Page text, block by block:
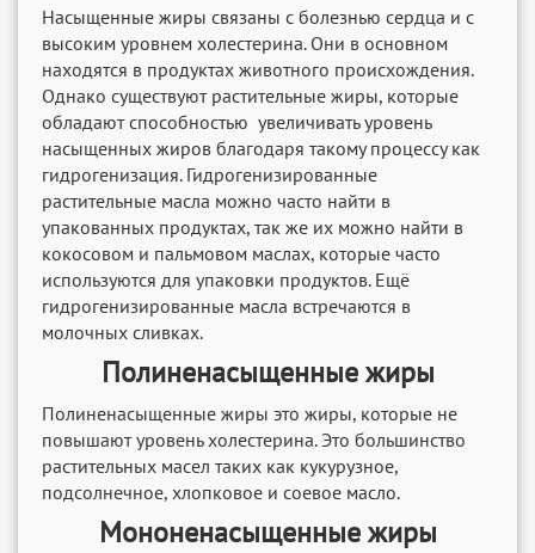
Насыщенные жиры связаны с болезнью сердца и с
высоким уровнем холестерина. Они в основном
находятся в продуктах животного происхождения.
Однако существуют растительные жиры, которые
обладают способностью увеличивать уровень
насыщенных жиров благодаря такому процессу как
гидрогенизация. Гидрогенизированные
растительные масла можно часто найти в
упакованных продуктах, так же их можно найти в
кокосовом и пальмовом маслах, которые часто
используются для упаковки продуктов. Ещё
гидрогенизированные масла встречаются в
молочных сливках.
Полиненасыщенные жиры
Полиненасыщенные жиры это жиры, которые не
повышают уровень холестерина. Это большинство
растительных масел таких как кукурузное,
подсолнечное, хлопковое и соевое масло.
Мононенасыщенные жиры